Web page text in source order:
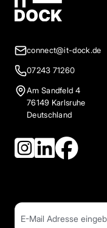
connect@it-dock.de
07243 71260
Am Sandfeld 4
76149 Karlsruhe
Deutschland